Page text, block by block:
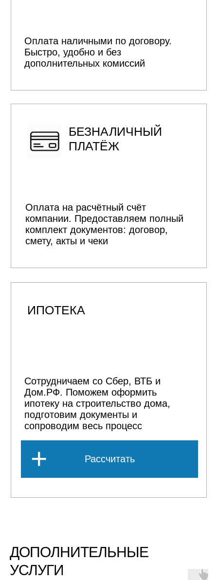
ипотеку на строительство дома,
подготовим документы и
сопроводим весь процесс
ДОПОЛНИТЕЛЬНЫЕ
УСЛУГИ